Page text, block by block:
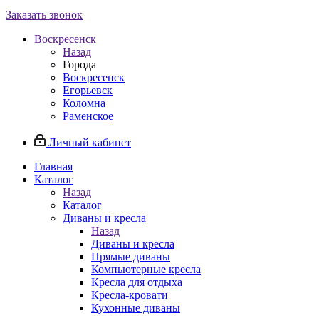
Заказать звонок
Воскресенск
Назад
Города
Воскресенск
Егорьевск
Коломна
Раменское
Личный кабинет
Главная
Каталог
Назад
Каталог
Диваны и кресла
Назад
Диваны и кресла
Прямые диваны
Компьютерные кресла
Кресла для отдыха
Кресла-кровати
Кухонные диваны